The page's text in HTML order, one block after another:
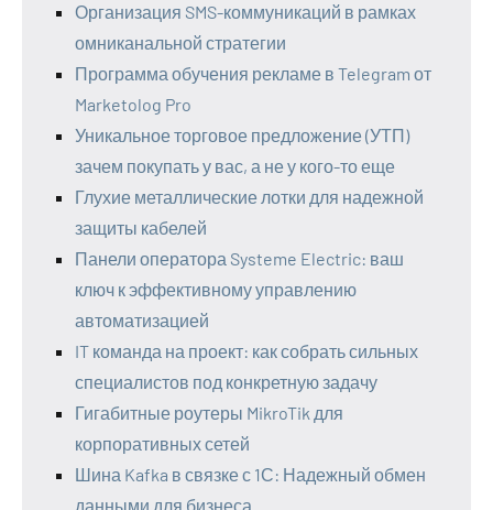
Организация SMS-коммуникаций в рамках
омниканальной стратегии
Программа обучения рекламе в Telegram от
Marketolog Pro
Уникальное торговое предложение (УТП)
зачем покупать у вас, а не у кого-то еще
Глухие металлические лотки для надежной
защиты кабелей
Панели оператора Systeme Electric: ваш
ключ к эффективному управлению
автоматизацией
IT команда на проект: как собрать сильных
специалистов под конкретную задачу
Гигабитные роутеры MikroTik для
корпоративных сетей
Шина Kafka в связке с 1С: Надежный обмен
данными для бизнеса